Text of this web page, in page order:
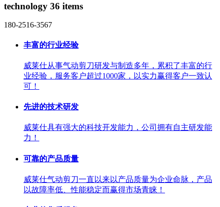
technology 36 items
180-2516-3567
丰富的行业经验
威莱仕从事气动剪刀研发与制造多年，累积了丰富的行
业经验，服务客户超过1000家，以实力赢得客户一致认
可！
先进的技术研发
威莱仕具有强大的科技开发能力，公司拥有自主研发能
力！
可靠的产品质量
威莱仕气动剪刀一直以来以产品质量为企业命脉，产品
以故障率低、性能稳定而赢得市场青睐！